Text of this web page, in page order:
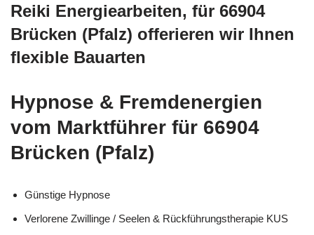
Reiki Energiearbeiten, für 66904
Brücken (Pfalz) offerieren wir Ihnen
flexible Bauarten
Hypnose & Fremdenergien
vom Marktführer für 66904
Brücken (Pfalz)
Günstige Hypnose
Verlorene Zwillinge / Seelen & Rückführungstherapie KUS